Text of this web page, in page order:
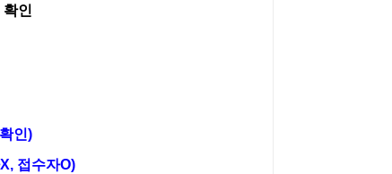
인
인)
접수자O)